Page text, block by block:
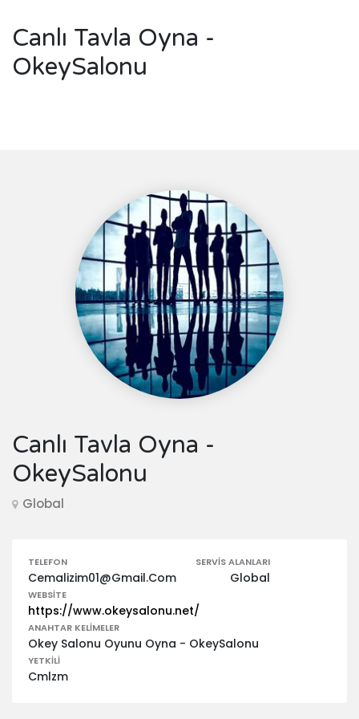
Canlı Tavla Oyna -
OkeySalonu
Canlı Tavla Oyna -
OkeySalonu
Global
TELEFON
Cemalizim01@Gmail.Com
SERVIS ALANLARI
Global
WEBSITE
https://www.okeysalonu.net/
ANAHTAR KELIMELER
Okey Salonu Oyunu Oyna - OkeySalonu
YETKILI
Cmlzm